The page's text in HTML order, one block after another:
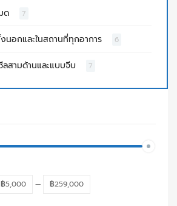
ด 7
นอกและในสถานที่ทุกอาการ 6
ามด้านและแบบจีบ 7
฿5,000 — ฿259,000